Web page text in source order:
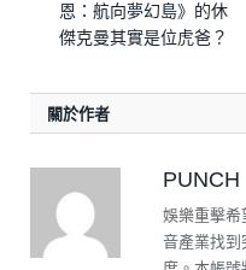
恩：航向夢幻島》的休
傑克曼其實是位虎爸？
關於作者
PUNCH
娛樂重擊希
音產業找到